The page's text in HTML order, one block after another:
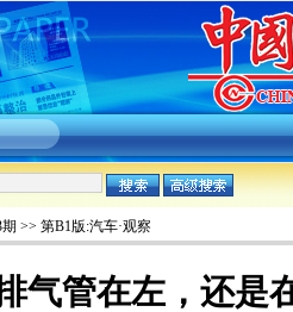
>> 第B1版:汽车·观察
气管在左，还是